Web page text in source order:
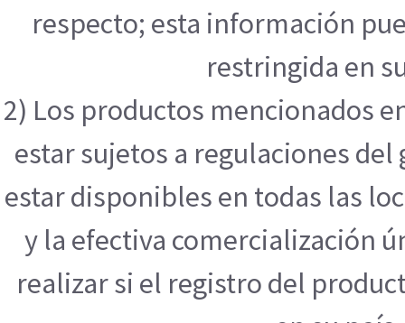
respecto; esta información
restringida en
2) Los productos mencionados
estar sujetos a regulaciones
estar disponibles en todas las
y la efectiva comercialización
realizar si el registro del